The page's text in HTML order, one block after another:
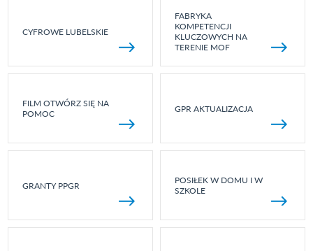
CYFROWE LUBELSKIE
FABRYKA
KOMPETENCJI
KLUCZOWYCH NA
TERENIE MOF
FILM OTWÓRZ SIĘ NA
POMOC
GPR AKTUALIZACJA
GRANTY PPGR
POSIŁEK W DOMU I W
SZKOLE